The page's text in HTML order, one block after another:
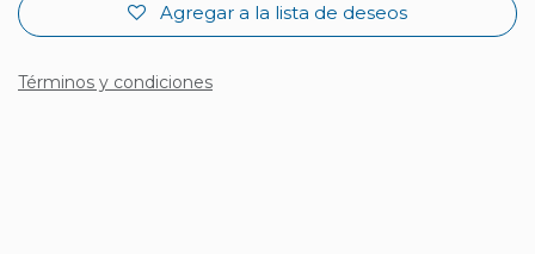
Agregar a la lista de deseos
Términos y condiciones